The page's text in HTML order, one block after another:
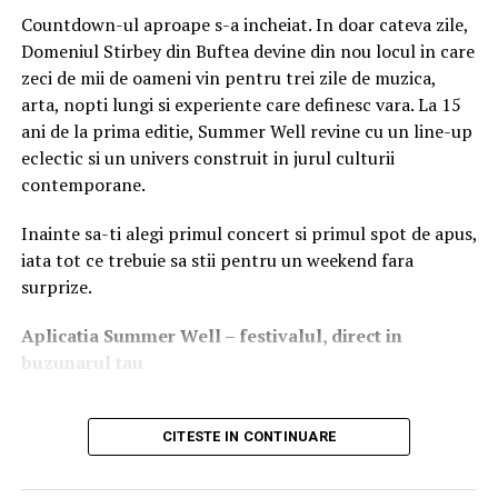
Nutritia si hidratarea
– Beti multa apa: Asigurati-va ca sunteti bine hidratata
pentru a mentine elasticitatea pielii.
– Consumati o dieta echilibrata bogata in antioxidanti,
vitamine si minerale esentiale.
baza al pielii, iar suplimentarea poate ajuta la
mentinerea fermitatii pielii.
Programul de ingrijire a pielii
din jurul ochilor
– Utilizati o crema speciala pentru ochi pentru a reduce
aparitia cearcanelor si a ridurilor din jurul ochilor.
– Masaj usor: Efectuati masaje usoare in jurul ochilor
Countdown-ul aproape s-a incheiat. In doar cateva zile,
Domeniul Stirbey din Buftea devine din nou locul in care
zeci de mii de oameni vin pentru trei zile de muzica,
arta, nopti lungi si experiente care definesc vara. La 15
ani de la prima editie, Summer Well revine cu un line-up
eclectic si un univers construit in jurul culturii
contemporane.
Inainte sa-ti alegi primul concert si primul spot de apus,
iata tot ce trebuie sa stii pentru un weekend fara
surprize.
Aplicatia Summer Well– festivalul, direct in
buzunarul tau
Primul lucru pe care merita sa-l faci inainte de festival
este sa descarci aplicatia Summer Well, disponibila in
CITESTE IN CONTINUARE